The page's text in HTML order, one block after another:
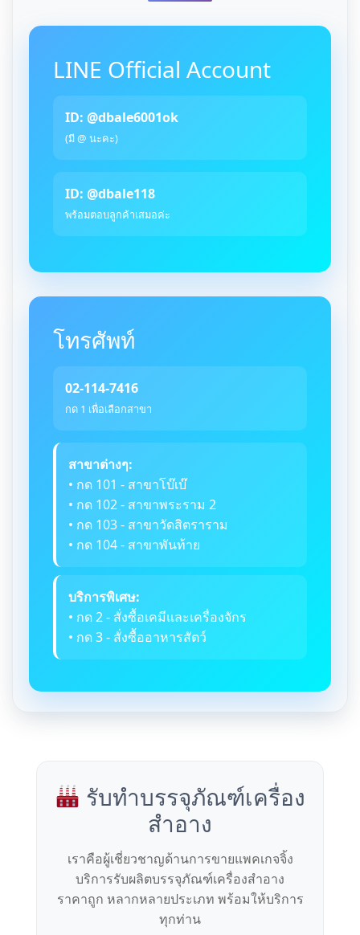
LINE Official Account
ID: @dbale6001ok
(มี @ นะคะ)
ID: @dbale118
พร้อมตอบลูกค้าเสมอค่ะ
โทรศัพท์
02-114-7416
กด 1 เพื่อเลือกสาขา
สาขาต่างๆ:
• กด 101 - สาขาโบ๊เบ๊
• กด 102 - สาขาพระราม 2
• กด 103 - สาขาวัดสิตราราม
• กด 104 - สาขาพันท้าย
บริการพิเศษ:
• กด 2 - สั่งซื้อเคมีและเครื่องจักร
• กด 3 - สั่งซื้ออาหารสัตว์
รับทำบรรจุภัณฑ์เครื่อง
สำอาง
เราคือผู้เชี่ยวชาญด้านการขายแพคเกจจิ้ง
บริการรับผลิตบรรจุภัณฑ์เครื่องสำอาง
ราคาถูก หลากหลายประเภท พร้อมให้บริการ
ทุกท่าน